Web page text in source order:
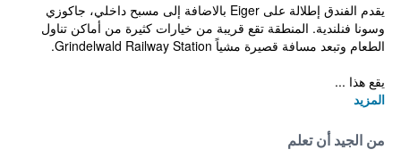
يقدم الفندق إطلالة على Eiger بالاضافة إلى مسبح داخلي، جاكوزي
وسونا فنلندية. المنطقة تقع قريبة من خيارات كثيرة من أماكن تناول
الطعام وتبعد مسافة قصيرة مشياً Grindelwald Railway Station.
يقع هذا ...
المزيد
من الجيد أن تعلم